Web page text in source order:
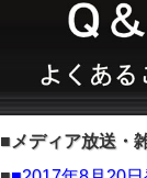
■メディア放送・